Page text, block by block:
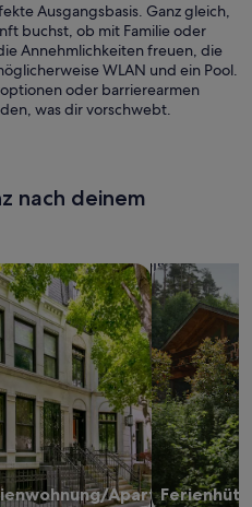
Ausgangsbasis. Ganz gleich,
buchst, ob mit Familie oder
Annehmlichkeiten freuen, die
WLAN und ein Pool.
oder barrierearmen
was dir vorschwebt.
nach deinem
Apartment
nach Ferienwohnungen oder
Suche nach